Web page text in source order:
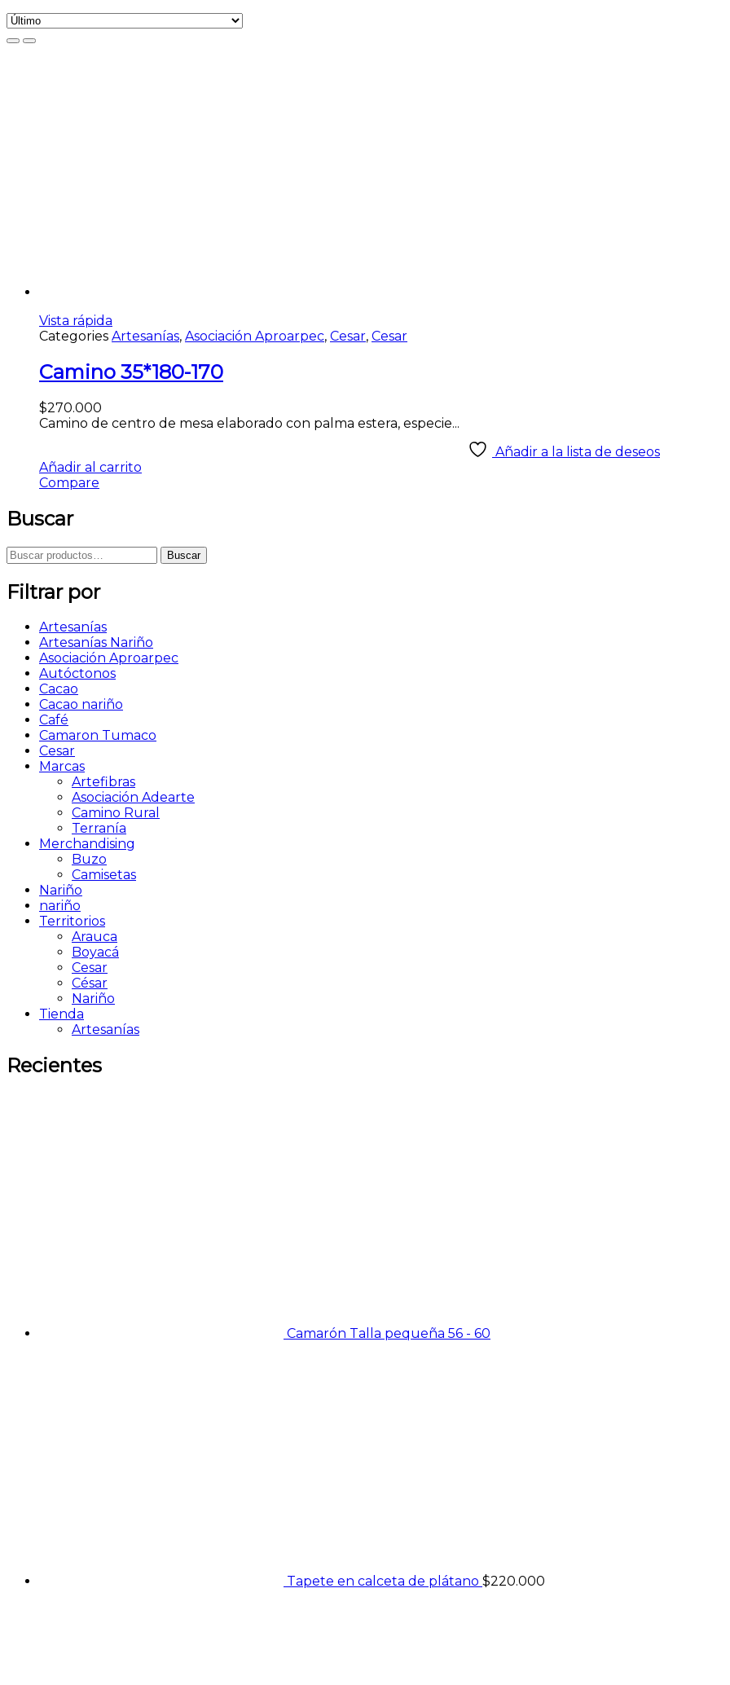
Vista rápida
Categories Artesanías, Asociación Aproarpec, Cesar, Cesar
Camino 35*180-170
$270.000
Camino de centro de mesa elaborado con palma estera, especie...
Añadir a la lista de deseos
Añadir al carrito
Compare
Buscar
Buscar
Filtrar por
Artesanías
Artesanías Nariño
Asociación Aproarpec
Autóctonos
Cacao
Cacao nariño
Café
Camaron Tumaco
Cesar
Marcas
Artefibras
Asociación Adearte
Camino Rural
Terranía
Merchandising
Buzo
Camisetas
Nariño
nariño
Territorios
Arauca
Boyacá
Cesar
César
Nariño
Tienda
Artesanías
Recientes
Camarón Talla pequeña 56 - 60
Tapete en calceta de plátano $220.000